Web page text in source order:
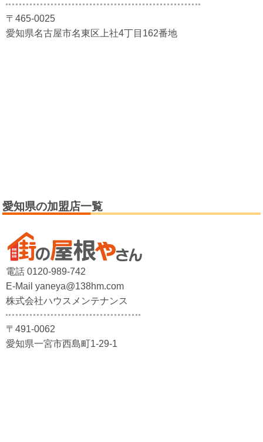
〒465-0025
愛知県名古屋市名東区上社4丁目162番地
愛知県の加盟店一覧
電話 0120-989-742
E-Mail yaneya@138hm.com
株式会社ハウスメンテナンス
〒491-0062
愛知県一宮市西島町1-29-1